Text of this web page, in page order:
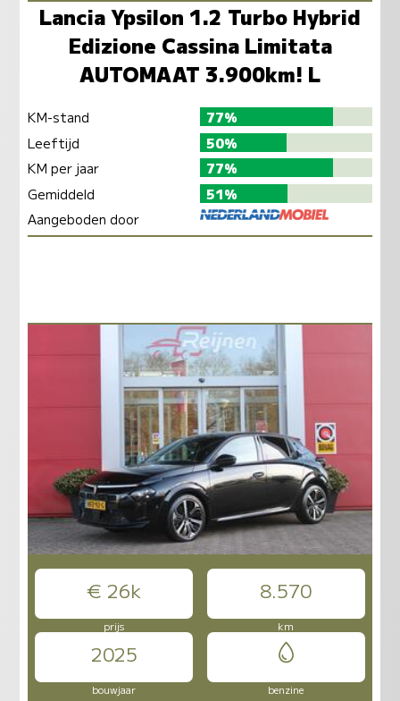
Lancia Ypsilon 1.2 Turbo Hybrid
Edizione Cassina Limitata
AUTOMAAT 3.900km! L
KM-stand
77%
Leeftijd
50%
KM per jaar
77%
Gemiddeld
51%
Aangeboden door
€ 26k 8.570
prijs km
2025
bouwjaar benzine